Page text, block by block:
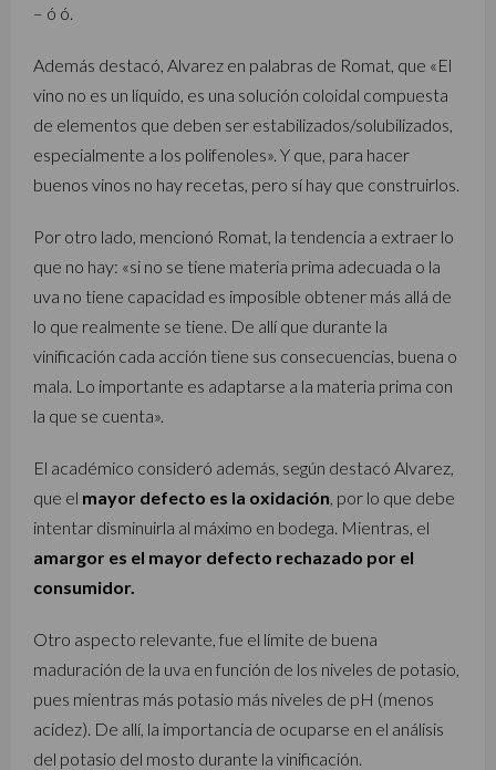
– ó ó.
Además destacó, Alvarez en palabras de Romat, que «El
vino no es un líquido, es una solución coloidal compuesta
de elementos que deben ser estabilizados/solubilizados,
especialmente a los polifenoles». Y que, para hacer
buenos vinos no hay recetas, pero sí hay que construirlos.
Por otro lado, mencionó Romat, la tendencia a extraer lo
que no hay: «si no se tiene materia prima adecuada o la
uva no tiene capacidad es imposible obtener más allá de
lo que realmente se tiene. De allí que durante la
vinificación cada acción tiene sus consecuencias, buena o
mala. Lo importante es adaptarse a la materia prima con
la que se cuenta».
El académico consideró además, según destacó Alvarez,
que el mayor defecto es la oxidación , por lo que debe
intentar disminuirla al máximo en bodega. Mientras, el
amargor es el mayor defecto rechazado por el
consumidor.
Otro aspecto relevante, fue el límite de buena
maduración de la uva en función de los niveles de potasio,
pues mientras más potasio más niveles de pH (menos
acidez). De allí, la importancia de ocuparse en el análisis
del potasio del mosto durante la vinificación.